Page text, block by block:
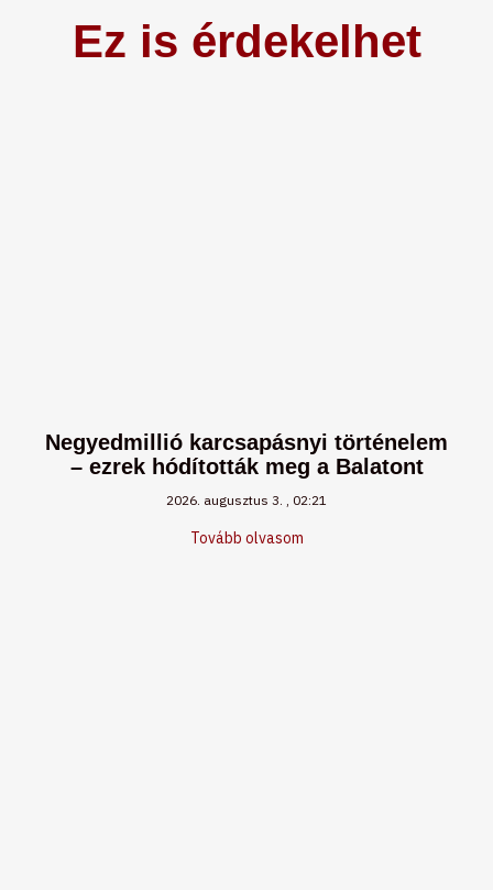
Ez is érdekelhet
Negyedmillió karcsapásnyi történelem
– ezrek hódították meg a Balatont
2026. augusztus 3. 02:21
Tovább olvasom